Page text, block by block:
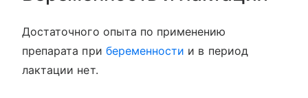
Достаточного опыта по применению
препарата при беременности и в период
лактации нет.